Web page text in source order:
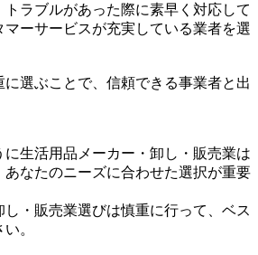
トラブルがあった際に素早く対応して
マーサービスが充実している業者を選
に選ぶことで、信頼できる事業者と出
に生活用品メーカー・卸し・販売業は
あなたのニーズに合わせた選択が重要
・販売業選びは慎重に行って、ベス
。